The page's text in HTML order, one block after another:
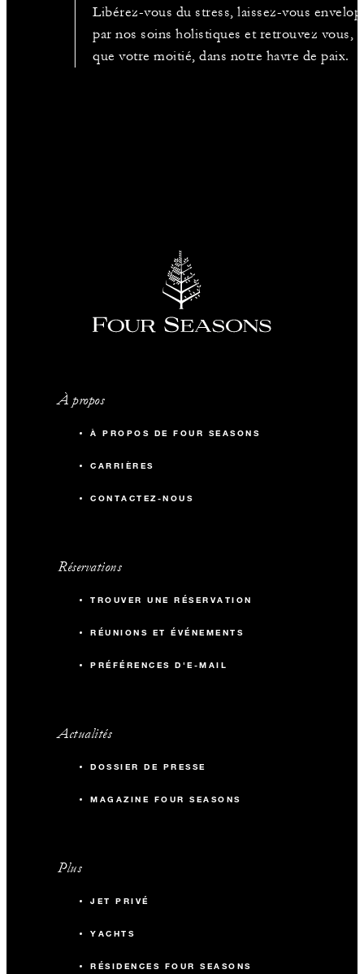
Libérez-vous du stress, laissez-vous
par nos soins holistiques et retrouvez vous,
que votre moitié, dans notre havre de paix.
À propos
À PROPOS DE FOUR SEASONS
CARRIÈRES
CONTACTEZ-NOUS
Réservations
TROUVER UNE RÉSERVATION
RÉUNIONS ET ÉVÉNEMENTS
PRÉFÉRENCES D'E-MAIL
Actualités
DOSSIER DE PRESSE
MAGAZINE FOUR SEASONS
Plus
JET PRIVÉ
YACHTS
RÉSIDENCES FOUR SEASONS